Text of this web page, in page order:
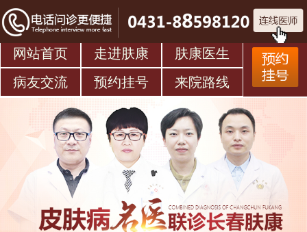
网站首页 走进肤康
肤康医生
病友交流
预约挂号 来院路线